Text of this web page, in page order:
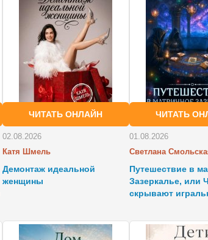
ЧИТАТЬ ОНЛАЙН
02.08.2026
Катя Шмель
Демонтаж идеальной
женщины
ЧИТАТЬ
01.08.2026
Светлана
Путешествие в
Зазеркалье, или
скрывают